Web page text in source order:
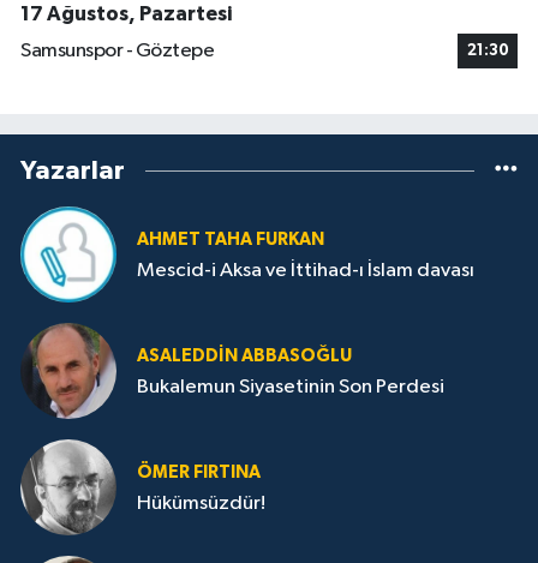
17 Ağustos, Pazartesi
Samsunspor - Göztepe
21:30
Yazarlar
AHMET TAHA FURKAN
Mescid-i Aksa ve İttihad-ı İslam davası
ASALEDDIN ABBASOĞLU
Bukalemun Siyasetinin Son Perdesi
ÖMER FIRTINA
Hükümsüzdür!